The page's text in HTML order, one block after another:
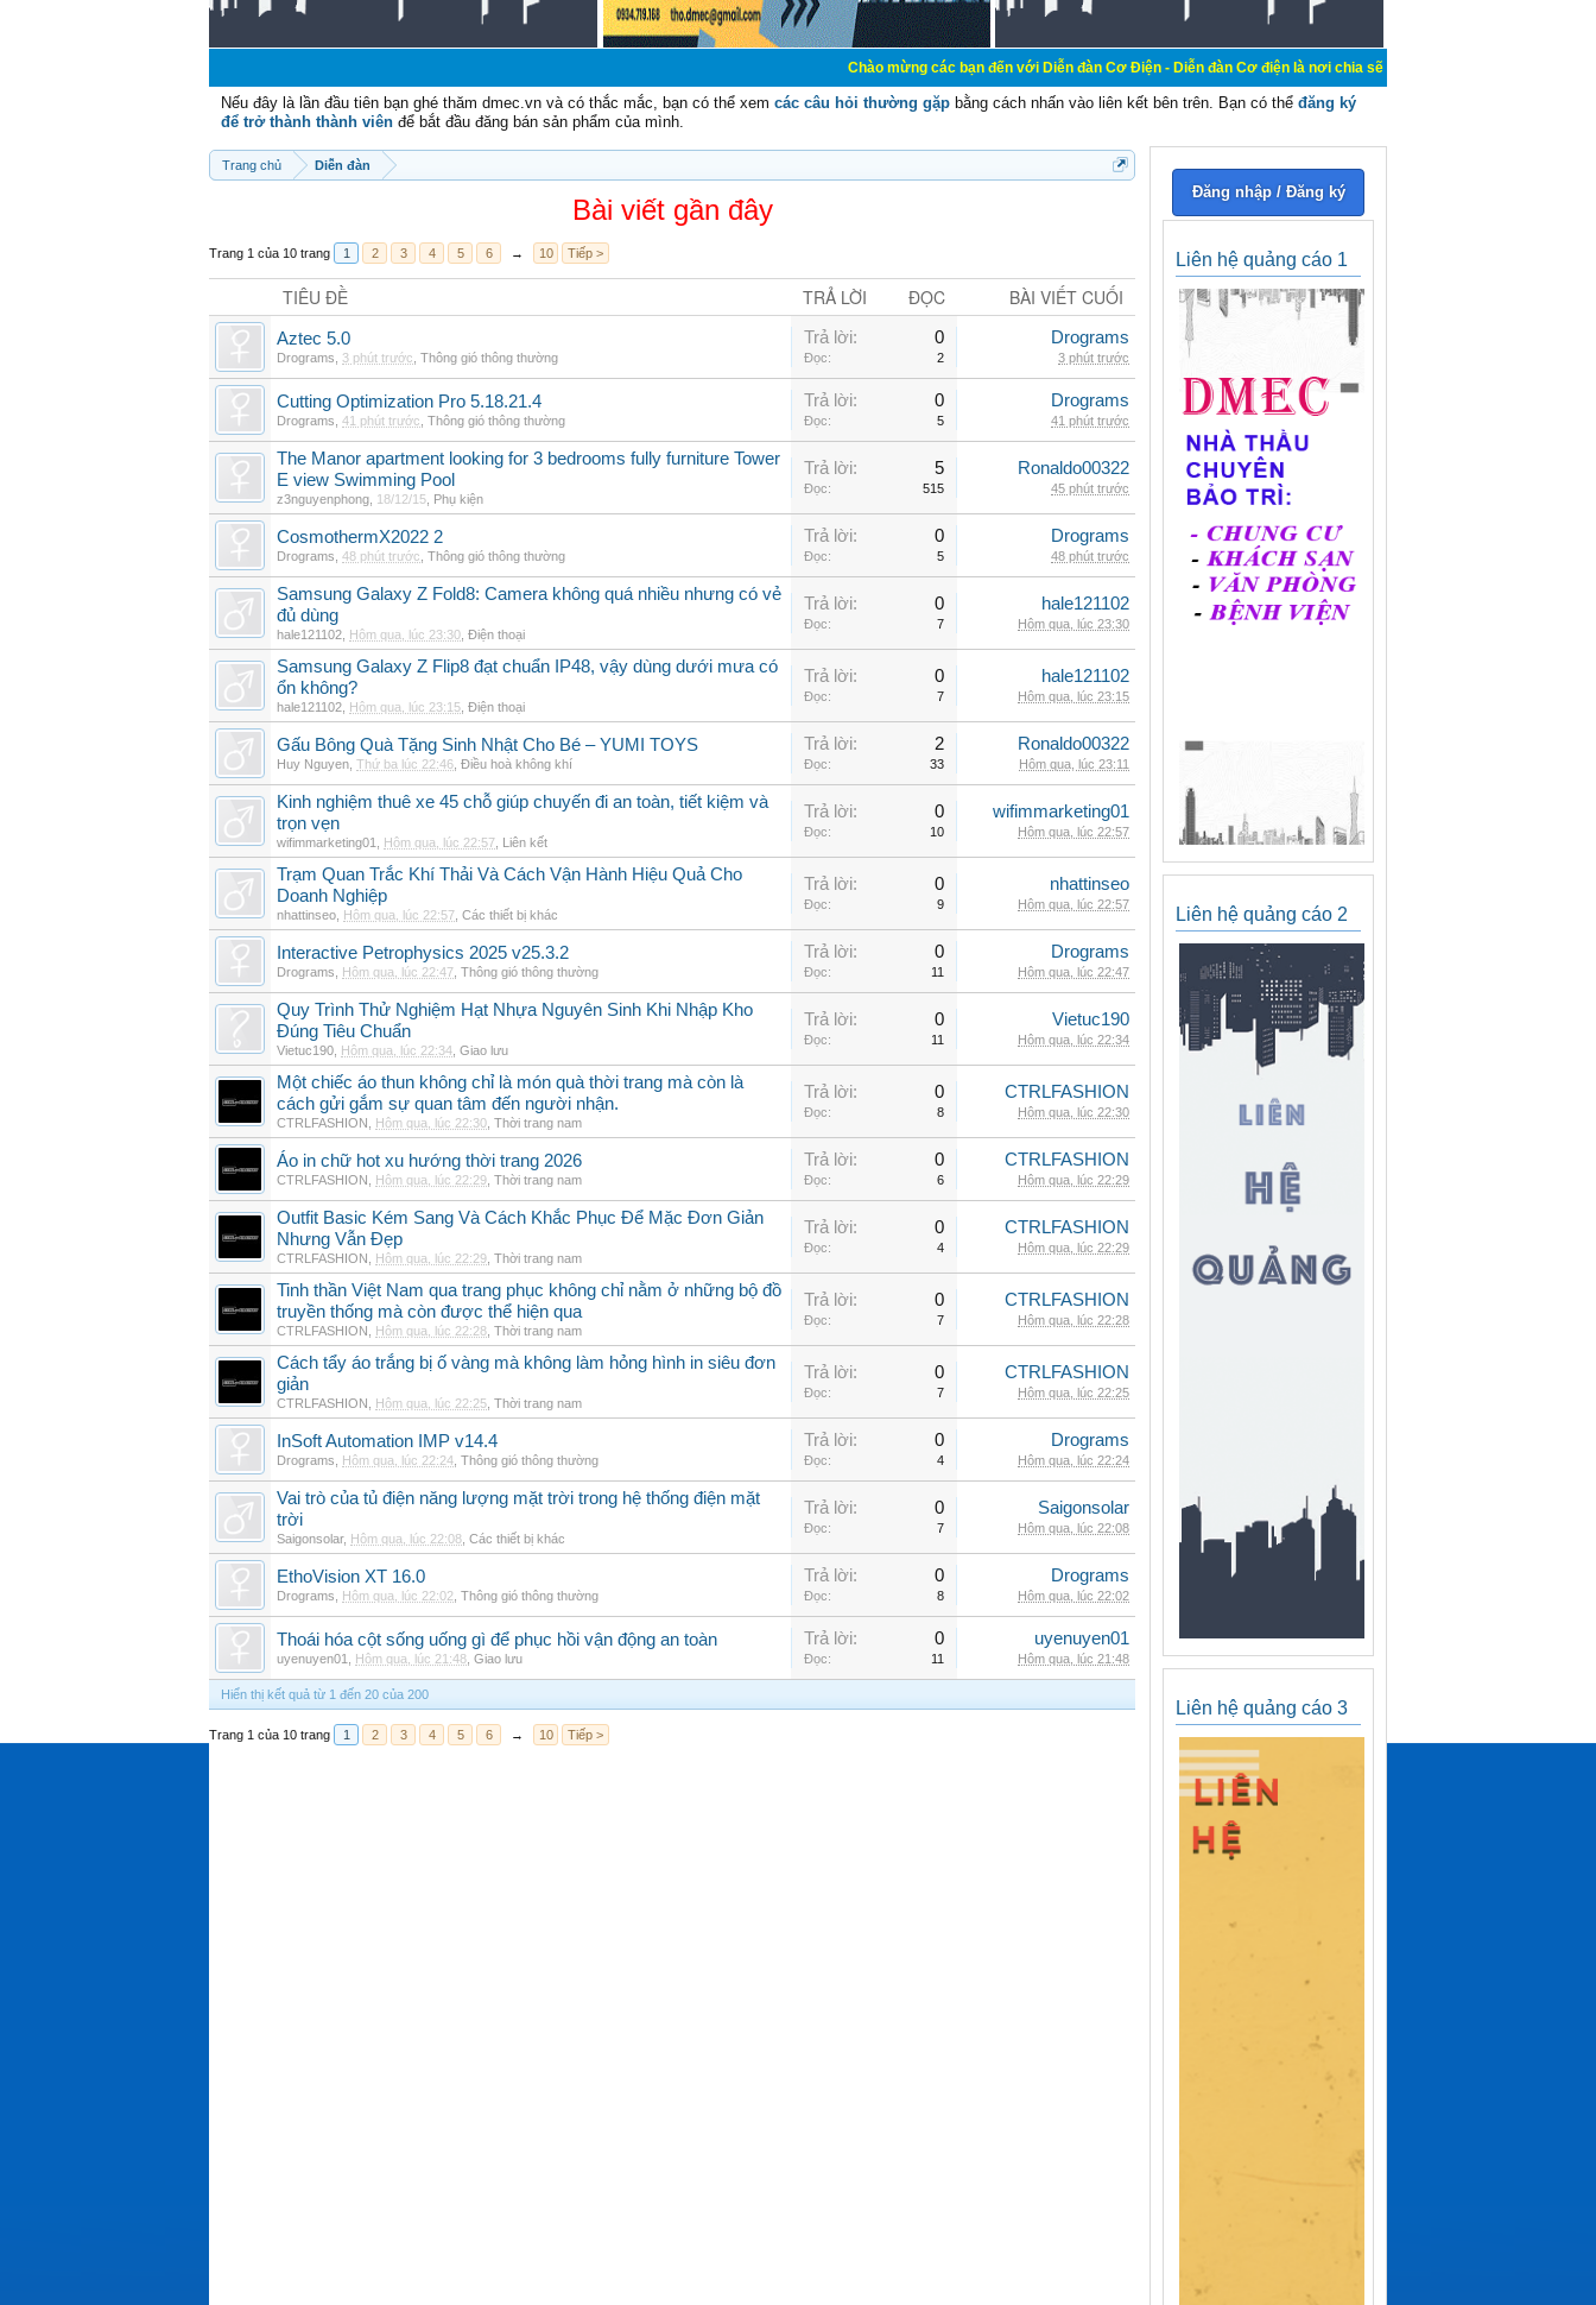
Chào mừng các bạn đến với Diễn đàn Cơ Điện - Diễn đàn Cơ điện là nơi chia sẽ kiến thức kinh nghiệm trong lãnh vực
Nếu đây là lần đầu tiên bạn ghé thăm dmec.vn và có thắc mắc, bạn có thể xem các câu hỏi thường gặp bằng cách nhấn vào liên kết bên trên. Bạn có thể đăng ký
để trở thành thành viên để bắt đầu đăng bán sản phẩm của mình.
Trang chủ Diễn đàn
Bài viết gần đây
Trang 1 của 10 trang 1 2 3 4 5 6 → 10 Tiếp >
TIÊU ĐỀ TRẢ LỜI ĐỌC BÀI VIẾT CUỐI
Aztec 5.0
Drograms 3 phút trước Thông gió thông thường
Trả lời: 0
Đọc: 2
Drograms
3 phút trước
Cutting Optimization Pro 5.18.21.4
Drograms 41 phút trước Thông gió thông thường
Trả lời: 0
Đọc: 5
Drograms
41 phút trước
The Manor apartment looking for 3 bedrooms fully furniture Tower
E view Swimming Pool
z3nguyenphong 18/12/15 Phụ kiện
Trả lời: 5
Đọc: 515
Ronaldo00322
45 phút trước
CosmothermX2022 2
Drograms 48 phút trước Thông gió thông thường
Trả lời: 0
Đọc: 5
Drograms
48 phút trước
Samsung Galaxy Z Fold8: Camera không quá nhiều nhưng có vẻ
đủ dùng
hale121102 Hôm qua, lúc 23:30 Điện thoại
Trả lời: 0
Đọc: 7
hale121102
Hôm qua, lúc 23:30
Samsung Galaxy Z Flip8 đạt chuẩn IP48, vậy dùng dưới mưa có
ổn không?
hale121102 Hôm qua, lúc 23:15 Điện thoại
Trả lời: 0
Đọc: 7
hale121102
Hôm qua, lúc 23:15
Gấu Bông Quà Tặng Sinh Nhật Cho Bé – YUMI TOYS
Huy Nguyen Thứ ba lúc 22:46 Điều hoà không khí
Trả lời: 2
Đọc: 33
Ronaldo00322
Hôm qua, lúc 23:11
Kinh nghiệm thuê xe 45 chỗ giúp chuyến đi an toàn, tiết kiệm và
trọn vẹn
wifimmarketing01 Hôm qua, lúc 22:57 Liên kết
Trả lời: 0
Đọc: 10
wifimmarketing01
Hôm qua, lúc 22:57
Trạm Quan Trắc Khí Thải Và Cách Vận Hành Hiệu Quả Cho
Doanh Nghiệp
nhattinseo Hôm qua, lúc 22:57 Các thiết bị khác
Trả lời: 0
Đọc: 9
nhattinseo
Hôm qua, lúc 22:57
Interactive Petrophysics 2025 v25.3.2
Drograms Hôm qua, lúc 22:47 Thông gió thông thường
Trả lời: 0
Đọc: 11
Drograms
Hôm qua, lúc 22:47
Quy Trình Thử Nghiệm Hạt Nhựa Nguyên Sinh Khi Nhập Kho
Đúng Tiêu Chuẩn
Vietuc190 Hôm qua, lúc 22:34 Giao lưu
Trả lời: 0
Đọc: 11
Vietuc190
Hôm qua, lúc 22:34
Một chiếc áo thun không chỉ là món quà thời trang mà còn là
cách gửi gắm sự quan tâm đến người nhận.
CTRLFASHION Hôm qua, lúc 22:30 Thời trang nam
Trả lời: 0
Đọc: 8
CTRLFASHION
Hôm qua, lúc 22:30
Áo in chữ hot xu hướng thời trang 2026
CTRLFASHION Hôm qua, lúc 22:29 Thời trang nam
Trả lời: 0
Đọc: 6
CTRLFASHION
Hôm qua, lúc 22:29
Outfit Basic Kém Sang Và Cách Khắc Phục Để Mặc Đơn Giản
Nhưng Vẫn Đẹp
CTRLFASHION Hôm qua, lúc 22:29 Thời trang nam
Trả lời: 0
Đọc: 4
CTRLFASHION
Hôm qua, lúc 22:29
Tinh thần Việt Nam qua trang phục không chỉ nằm ở những bộ đồ
truyền thống mà còn được thể hiện qua
CTRLFASHION Hôm qua, lúc 22:28 Thời trang nam
Trả lời: 0
Đọc: 7
CTRLFASHION
Hôm qua, lúc 22:28
Cách tẩy áo trắng bị ố vàng mà không làm hỏng hình in siêu đơn
giản
CTRLFASHION Hôm qua, lúc 22:25 Thời trang nam
Trả lời: 0
Đọc: 7
CTRLFASHION
Hôm qua, lúc 22:25
InSoft Automation IMP v14.4
Drograms Hôm qua, lúc 22:24 Thông gió thông thường
Trả lời: 0
Đọc: 4
Drograms
Hôm qua, lúc 22:24
Vai trò của tủ điện năng lượng mặt trời trong hệ thống điện mặt
trời
Saigonsolar, Hôm qua, lúc 22:08 Các thiết bị khác
Trả lời: 0
Đọc: 7
Saigonsolar
Hôm qua, lúc 22:08
EthoVision XT 16.0
Drograms Hôm qua, lúc 22:02 Thông gió thông thường
Trả lời: 0
Đọc: 8
Drograms
Hôm qua, lúc 22:02
Thoái hóa cột sống uống gì để phục hồi vận động an toàn
uyenuyen01 Hôm qua, lúc 21:48 Giao lưu
Trả lời: 0
Đọc: 11
uyenuyen01
Hôm qua, lúc 21:48
Hiển thị kết quả từ 1 đến 20 của 200
Trang 1 của 10 trang 1 2 3 4 5 6 → 10 Tiếp >
Đăng nhập / Đăng ký
Liên hệ quảng cáo 1
Liên hệ quảng cáo 2
Liên hệ quảng cáo 3